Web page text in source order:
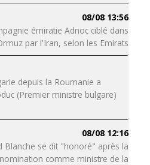
08/08 13:56
émiratie Adnoc ciblé dans
par l'Iran, selon les Emirats
depuis la Roumanie a
(Premier ministre bulgare)
08/08 12:16
Blanche se dit "honoré" après la
comme ministre de la